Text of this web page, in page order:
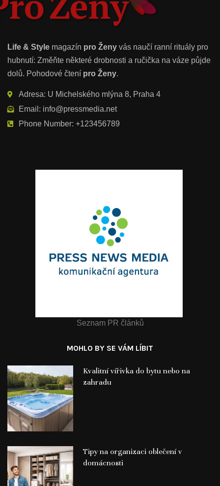
Life & Style magazín pro Ženy vás naučí ranní rituály pro
hubnutí: Změňte některé drobnosti a ručička na váze půjde
dolů. Pohodové čtení pro Ženy.
Adresa: U Michelského mlýna 8, Praha 4
Email: info@pressmedia.net
Phone Number: +123456789
Seznam PR článků
MOHLO BY SE VÁM LÍBIT
Kvalitní vířivka do bytu nebo na
zahradu
Tipy na organizaci oblečení v
domácnosti